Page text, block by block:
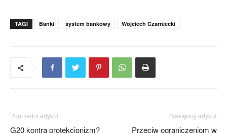
TAGI Banki system bankowy Wojciech Czarniecki
Poprzedni artykuł
G20 kontra protekcjonizm?
Następny artykuł
Przeciw ograniczeniom w